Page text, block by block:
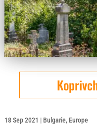
18 Sep 2021 | Bulgarie, Europe